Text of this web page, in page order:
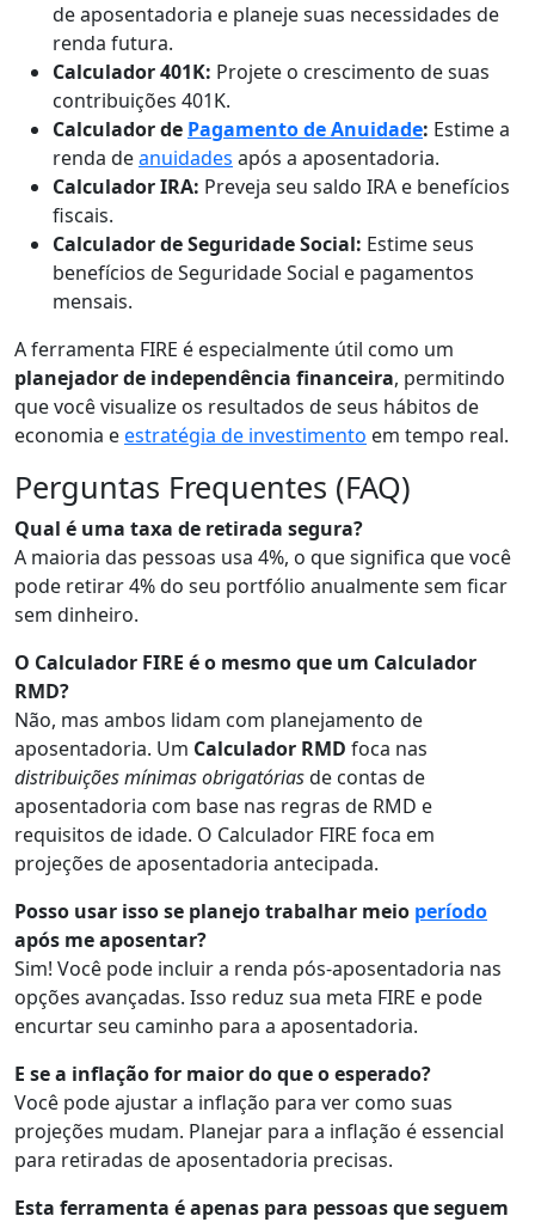
de aposentadoria e planeje suas necessidades de
renda futura.
Calculador 401K: Projete o crescimento de suas
contribuições 401K.
Calculador de Pagamento de Anuidade: Estime a
renda deanuidades após a aposentadoria.
Calculador IRA: Preveja seu saldo IRA e benefícios
fiscais.
Calculador de Seguridade Social: Estime seus
benefícios de Seguridade Social e pagamentos
mensais.
A ferramenta FIRE é especialmente útil como um
planejador de independência financeira, permitindo
que você visualize os resultados de seus hábitos de
economia eestratégia de investimento em tempo real.
Perguntas Frequentes (FAQ)
Qual é uma taxa de retirada segura?
A maioria das pessoas usa 4%, o que significa que você
pode retirar 4% do seu portfólio anualmente sem ficar
sem dinheiro.
O Calculador FIRE é o mesmo que um Calculador
RMD?
Não, mas ambos lidam com planejamento de
aposentadoria. Um Calculador RMD foca nas
distribuições mínimas obrigatóriasde contas de
aposentadoria com base nas regras de RMD e
requisitos de idade. O Calculador FIRE foca em
projeções de aposentadoria antecipada.
Posso usar isso se planejo trabalhar meio período
após me aposentar?
Sim! Você pode incluir a renda pós-aposentadoria nas
opções avançadas. Isso reduz sua meta FIRE e pode
encurtar seu caminho para a aposentadoria.
E se a inflação for maior do que o esperado?
Você pode ajustar a inflação para ver como suas
projeções mudam. Planejar para a inflação é essencial
para retiradas de aposentadoria precisas.
Esta ferramenta é apenas para pessoas que seguem